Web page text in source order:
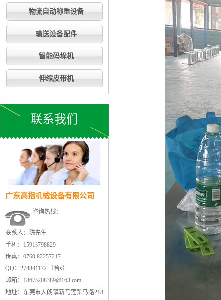
物流自动称重设备
输送设备配件
智能码垛机
伸缩皮带机
联系我们
广东高指机械设备有限公司
咨询热线：
联系人：陈先生
手机：15913798829
传真：0769-82257217
QQ：274841172 （曾s）
邮箱：18675208389@163.com
地址：东莞市大朗镇新马莲新马路218